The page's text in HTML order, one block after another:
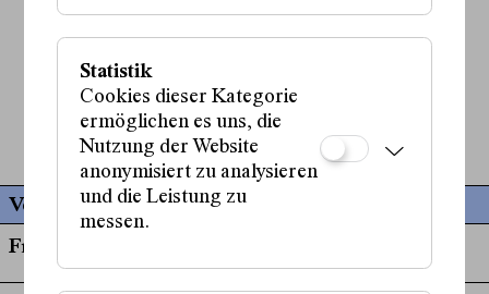
Sigi Colpe
Live-Musik und Sounddesign:
mehr anzeigen
Vergangene Termine
Fr, 03. November, 20:00 Uhr
Statistik
Cookies dieser Kategorie
ermöglichen es uns, die
Nutzung der Website
anonymisiert zu analysieren
und die Leistung zu
messen.